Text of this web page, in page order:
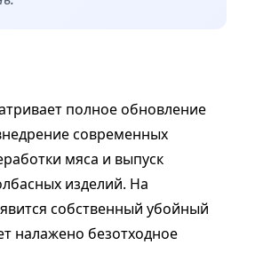
полное обновление
современных
мяса и выпуск
изделий. На
собственный убойный
налажено безотходное